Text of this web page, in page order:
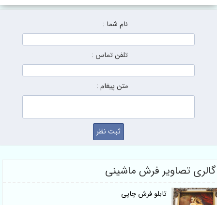
نام شما :
تلفن تماس :
متن پیغام :
تصاویر فرش ماشینی
تابلو فرش چاپی